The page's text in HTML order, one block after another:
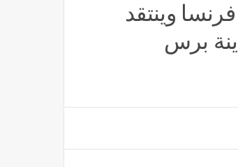
وينتقد
برس